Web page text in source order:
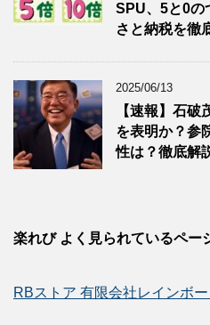
SPU、5と0の
さと納税を徹
2025/06/13
【速報】石
を表明か？参
性は？徹底解
楽れび よく見られているペー
RBストア 有限会社レインボ